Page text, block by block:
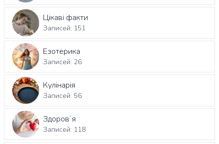
Цікаві факти
Записей: 151
Езотерика
Записей: 26
Кулінарія
Записей: 56
Здоровʼя
Записей: 118